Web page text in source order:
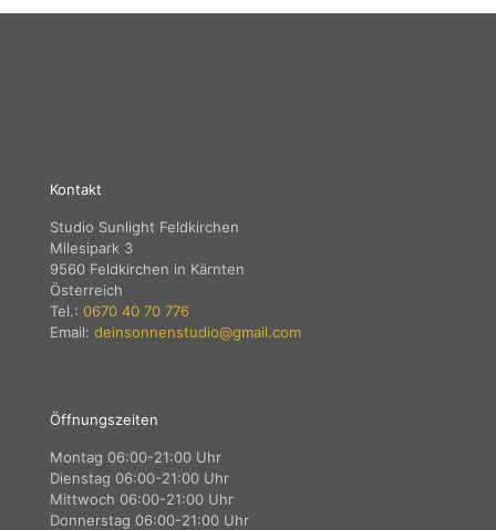
Kontakt
Studio Sunlight Feldkirchen
Milesipark 3
9560 Feldkirchen in Kärnten
Österreich
Tel.: 0670 40 70 776
Email: deinsonnenstudio@gmail.com
Öffnungszeiten
Montag 06:00-21:00 Uhr
Dienstag 06:00-21:00 Uhr
Mittwoch 06:00-21:00 Uhr
Donnerstag 06:00-21:00 Uhr